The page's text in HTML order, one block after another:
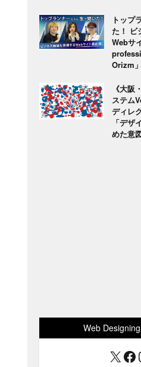
トップ
た！ ビ
Webサ
Orizm
《大阪
ステム
ディレ
「デザ
めた意
Web
X